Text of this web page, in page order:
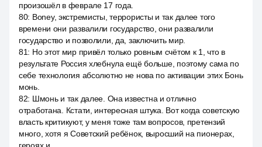
произошёл в феврале 17 года.
80: Boney, экстремисты, террористы и так далее того
времени они развалили государство, они развалили
государство и позволили, да, заключить мир.
81: Но этот мир привёл только ровным счётом к 1, что в
результате Россия хлебнула ещё больше, поэтому сама по
себе технология абсолютно не нова по активации этих Бонь
монь.
82: Шмонь и так далее. Она известна и отлично
отработана. Кстати, интересная штука. Вот когда советскую
власть критикуют, у меня тоже там вопросов, претензий
много, хотя я Советский ребёнок, выросший на пионерах,